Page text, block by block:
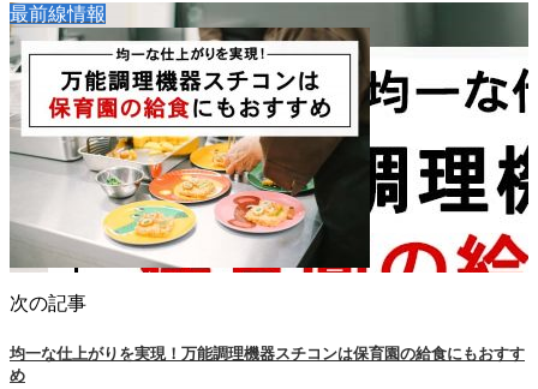
最前線情報
次の記事
均一な仕上がりを実現！万能調理機器スチコンは保育園の給食にもおすす
め